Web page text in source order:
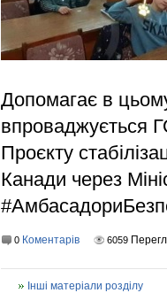
Допомагає в
впроваджується
Проєкту
Канади через
0 Коментарів 6059
Інші матеріали розділу